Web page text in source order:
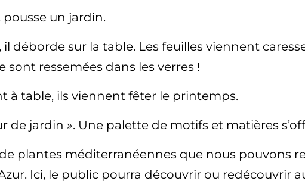
un jardin.
il déborde sur la table. Les feuilles viennent
sont ressemées dans les verres !
à table, ils viennent fêter le printemps.
de jardin ». Une palette de motifs et matières
plantes méditerranéennes que nous pouvons
Ici, le public pourra découvrir ou redécouvrir